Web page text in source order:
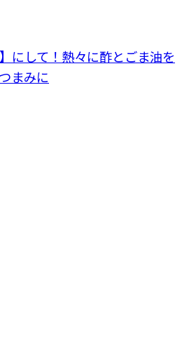
にして！熱々に酢とごま油を
まみに